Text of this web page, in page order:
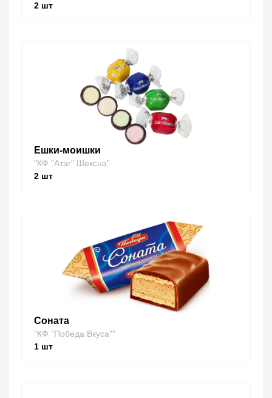
2 шт
Ешки-моишки
"КФ "Атаг" Шексна"
2 шт
Соната
"КФ "Победа Вкуса""
1 шт